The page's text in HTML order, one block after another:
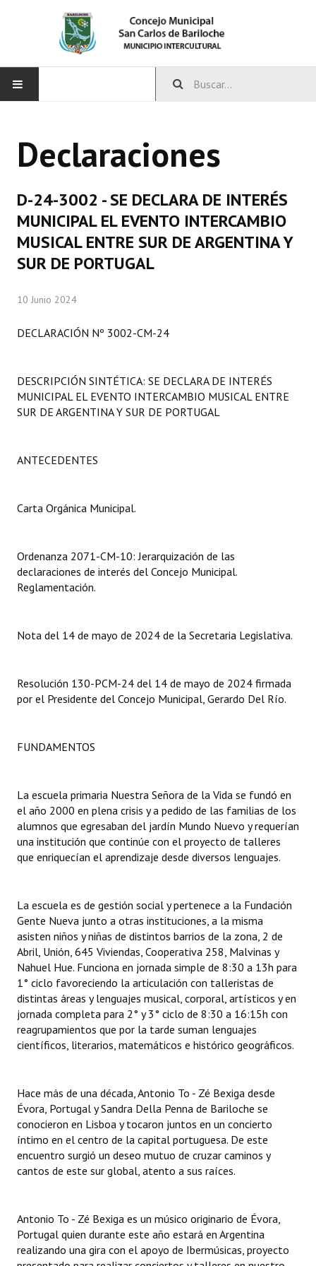
CONCEJO
Integrantes del Concejo
Comisiones Permanentes
Comisiones Especiales
Concejales Mandato Cumplido
Programas
Constitución Nacional
Digesto
DOCUMENTOS
Proyectos Presentados
Actas de Sesión
Ejecución Presupuestaria
NORMATIVA
Comunicaciones
Resoluciones
Resoluciones de Presidencia
INSTITUCIONAL
Antiguos Pobladores
Noticias Destacadas
Registros y Distinciones
Premio al Mérito - Registro
Audiencias Públicas - Registro
Mujeres que Dejaron Huellas - Registro
Ciudadano Ilustre - Registro
Banca del Vecino - Registro
Declaraciones
D-24-3002 - SE DECLARA DE INTERÉS
MUNICIPAL EL EVENTO INTERCAMBIO
MUSICAL ENTRE SUR DE ARGENTINA Y
SUR DE PORTUGAL
10 Junio 2024
DECLARACIÓN Nº 3002-CM-24
DESCRIPCIÓN SINTÉTICA: SE DECLARA DE INTERÉS
MUNICIPAL EL EVENTO INTERCAMBIO MUSICAL ENTRE
SUR DE ARGENTINA Y SUR DE PORTUGAL
ANTECEDENTES
Carta Orgánica Municipal.
Ordenanza 2071-CM-10: Jerarquización de las
declaraciones de interés del Concejo Municipal.
Reglamentación.
Nota del 14 de mayo de 2024 de la Secretaria Legislativa.
Resolución 130-PCM-24 del 14 de mayo de 2024 firmada
por el Presidente del Concejo Municipal, Gerardo Del Río.
FUNDAMENTOS
La escuela primaria Nuestra Señora de la Vida se fundó en
el año 2000 en plena crisis y a pedido de las familias de los
alumnos que egresaban del jardín Mundo Nuevo y requerían
una institución que continúe con el proyecto de talleres
que enriquecían el aprendizaje desde diversos lenguajes.
La escuela es de gestión social y pertenece a la Fundación
Gente Nueva junto a otras instituciones, a la misma
asisten niños y niñas de distintos barrios de la zona, 2 de
Abril, Unión, 645 Viviendas, Cooperativa 258, Malvinas y
Nahuel Hue. Funciona en jornada simple de 8:30 a 13h para
1° ciclo favoreciendo la articulación con talleristas de
distintas áreas y lenguajes musical, corporal, artísticos y en
jornada completa para 2° y 3° ciclo de 8:30 a 16:15h con
reagrupamientos que por la tarde suman lenguajes
científicos, literarios, matemáticos e histórico geográficos.
Hace más de una década, Antonio To - Zé Bexiga desde
Évora, Portugal y Sandra Della Penna de Bariloche se
conocieron en Lisboa y tocaron juntos en un concierto
íntimo en el centro de la capital portuguesa. De este
encuentro surgió un deseo mutuo de cruzar caminos y
cantos de este sur global, atento a sus raíces.
Antonio To - Zé Bexiga es un músico originario de Évora,
Portugal quien durante este año estará en Argentina
realizando una gira con el apoyo de Ibermúsicas, proyecto